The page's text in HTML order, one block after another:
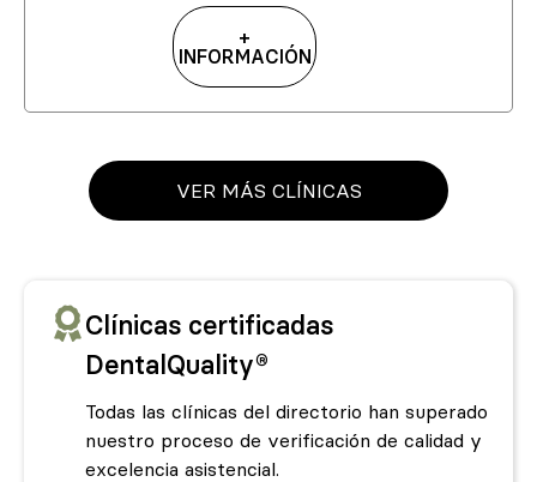
+
INFORMACIÓN
VER MÁS CLÍNICAS
Clínicas certificadas
DentalQuality®
Todas las clínicas del directorio han superado
nuestro proceso de verificación de calidad y
excelencia asistencial.